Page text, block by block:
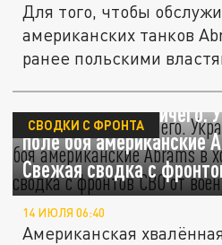
Для того, чтобы
американских танков
ранее польскими
Осталось всего ничего.
поле боя американские
Свежая сводка с
СВОДКИ С ФРОНТА
14 ИЮЛЯ 06:40
Американская